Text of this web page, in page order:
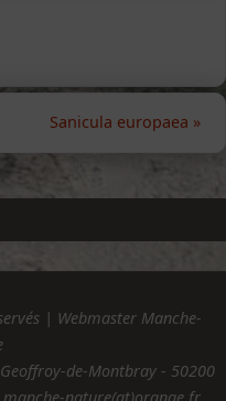
Sanicula europaea »
| Webmaster Manche-
de-Montbray - 50200
nature(at)orange.fr